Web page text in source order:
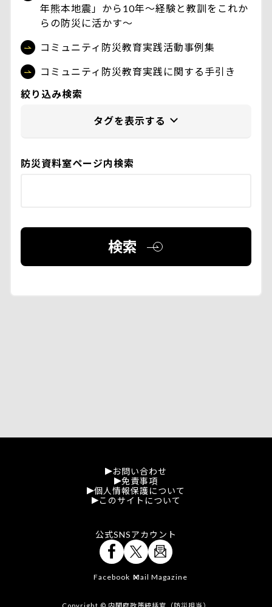
年熊本地震」から10年〜経験と教訓をこれか
らの防災に活かす〜
コミュニティ防災教育実践活動事例集
コミュニティ防災教育実践に関する手引き
絞り込み検索
防災資料室ページ内検索
検索
お問い合わせ
免責事項
個人情報保護について
このサイトについて
公式SNSアカウント
Facebook X
Mail Magazine
Copyright © 内閣府政策統括官（防災担当）